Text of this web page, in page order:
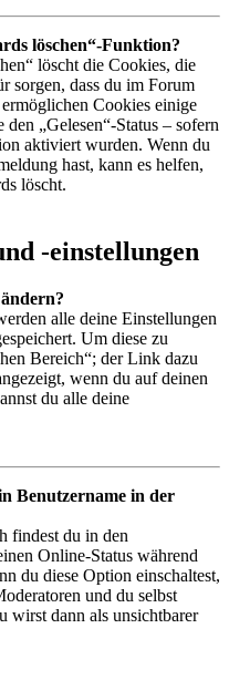
löschen“-Funktion?
löscht die Cookies, die
sorgen, dass du im Forum
Cookies einige
„Gelesen“-Status – sofern
aktiviert wurden. Wenn du
hast, kann es helfen,
löscht.
-einstellungen
alle deine Einstellungen
Um diese zu
Bereich“; der Link dazu
wenn du auf deinen
du alle deine
Benutzername in der
findest du in den
Online-Status während
du diese Option einschaltest,
und du selbst
wirst dann als unsichtbarer